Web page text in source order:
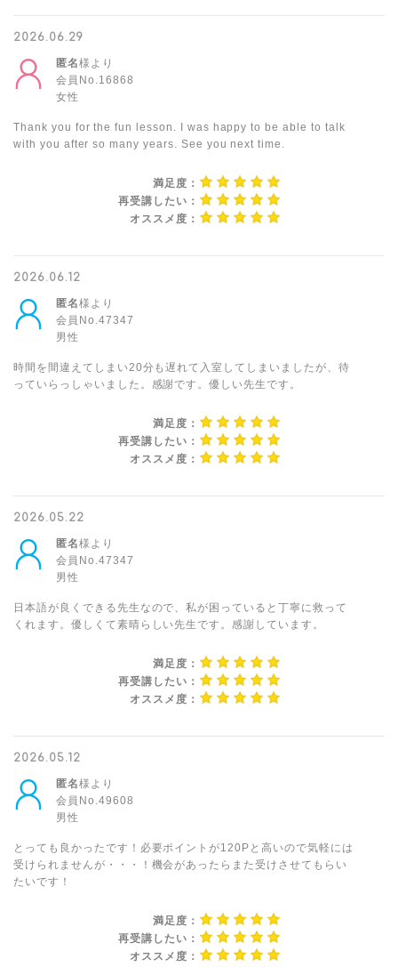
2026.06.29
匿名様より
会員No.16868
女性
Thank you for the fun lesson. I was happy to be able to talk
with you after so many years. See you next time.
満足度：
再受講したい：
オススメ度：
2026.06.12
匿名様より
会員No.47347
男性
時間を間違えてしまい20分も遅れて入室してしまいましたが、待
っていらっしゃいました。感謝です。優しい先生です。
満足度：
再受講したい：
オススメ度：
2026.05.22
匿名様より
会員No.47347
男性
日本語が良くできる先生なので、私が困っていると丁寧に救って
くれます。優しくて素晴らしい先生です。感謝しています。
満足度：
再受講したい：
オススメ度：
2026.05.12
匿名様より
会員No.49608
男性
とっても良かったです！必要ポイントが120Pと高いので気軽には
受けられませんが・・・！機会があったらまた受けさせてもらい
たいです！
満足度：
再受講したい：
オススメ度：